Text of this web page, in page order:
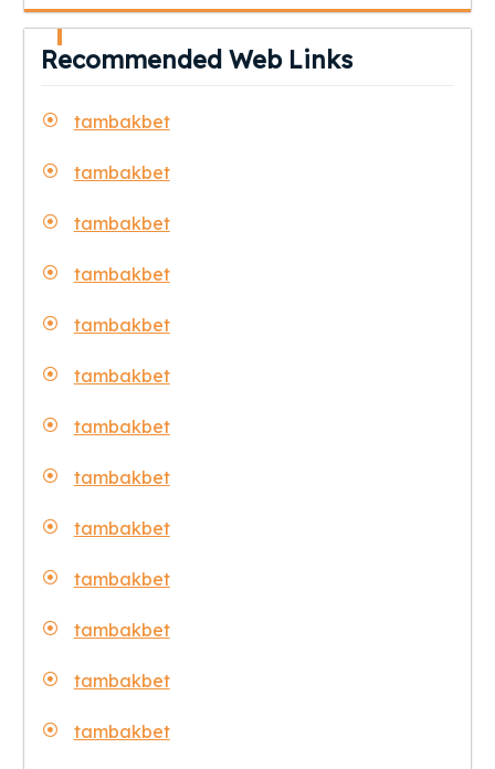
Recommended Web Links
tambakbet
tambakbet
tambakbet
tambakbet
tambakbet
tambakbet
tambakbet
tambakbet
tambakbet
tambakbet
tambakbet
tambakbet
tambakbet